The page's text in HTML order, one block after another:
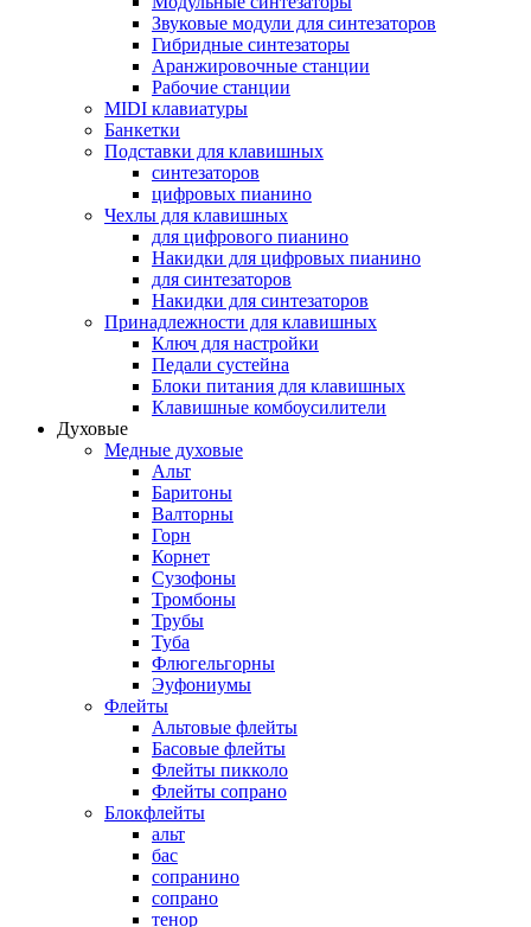
Звуковые модули для синтезаторов
Гибридные синтезаторы
Аранжировочные станции
Рабочие станции
MIDI клавиатуры
Банкетки
Подставки для клавишных
синтезаторов
цифровых пианино
Чехлы для клавишных
для цифрового пианино
Накидки для цифровых пианино
для синтезаторов
Накидки для синтезаторов
Принадлежности для клавишных
Ключ для настройки
Педали сустейна
Блоки питания для клавишных
Клавишные комбоусилители
Духовые
Медные духовые
Альт
Баритоны
Валторны
Горн
Корнет
Сузофоны
Тромбоны
Трубы
Туба
Флюгельгорны
Эуфониумы
Флейты
Альтовые флейты
Басовые флейты
Флейты пикколо
Флейты сопрано
Блокфлейты
альт
бас
сопранино
сопрано
тенор